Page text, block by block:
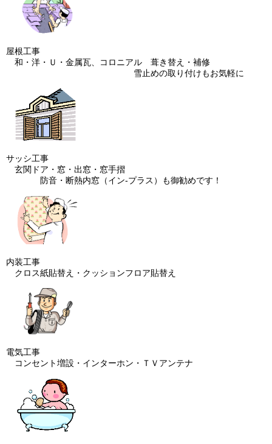
屋根工事
和・洋・Ｕ・金属瓦、コロニアル 葺き替え・補修
雪止めの取り付けもお気軽に
サッシ工事
玄関ドア・窓・出窓・窓手摺
防音・断熱内窓（イン‐プラス）も御勧めです！
内装工事
クロス紙貼替え・クッションフロア貼替え
電気工事
コンセント増設・インターホン・ＴＶアンテナ